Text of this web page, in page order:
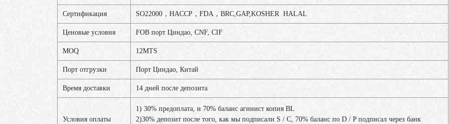
Сертификация SO22000，HACCP，FDA，BRC,GAP,KOSHER HALAL
Ценовые условия FOB порт Циндао, CNF, CIF
MOQ 12MTS
Порт отгрузки Порт Циндао, Китай
Время доставки 14 дней после депозита
Условия оплаты
1) 30% предоплата, и 70% баланс агинист копия BL
2)30% депозит после того, как мы подписали S / C, 70% баланс по D / P подписал через банк